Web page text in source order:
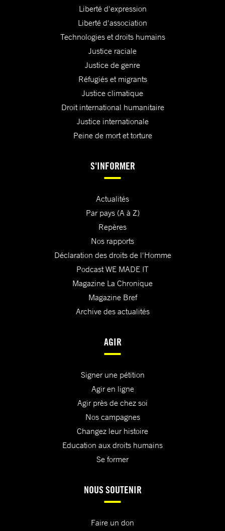
Liberté d'expression
Liberté d'association
Technologies et droits humains
Justice raciale
Justice de genre
Réfugiés et migrants
Justice climatique
Droit international humanitaire
Justice internationale
Peine de mort et torture
S'INFORMER
Actualités
Par pays (A à Z)
Repères
Nos rapports
Déclaration des droits de l'Homme
Podcast WE MADE IT
Magazine La Chronique
Magazine Bref
Archive des actualités
AGIR
Signer une pétition
Agir en ligne
Agir près de chez soi
Nos campagnes
Changez leur histoire
Education aux droits humains
Se former
NOUS SOUTENIR
Faire un don